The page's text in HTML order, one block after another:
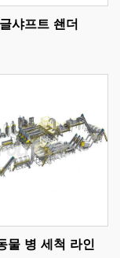
샤프트 쇈더
물 병 세척 라인